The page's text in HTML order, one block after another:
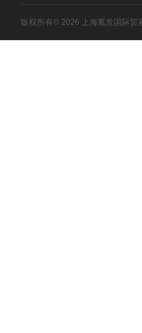
版权所有© 2026 上海胤发国际